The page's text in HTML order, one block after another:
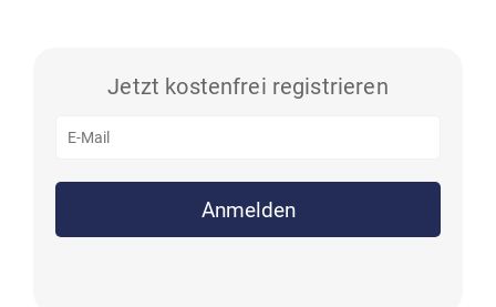
Jetzt kostenfrei registrieren
Anmelden